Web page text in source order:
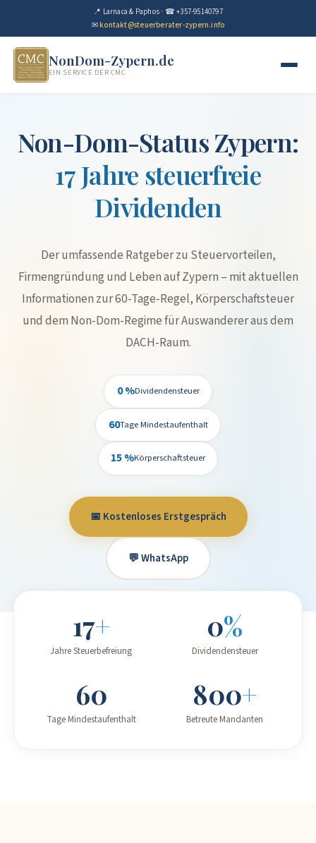
📍 Larnaca & Paphos · ☎ +357-95140797
✉kontakt@steuerberater-zypern.info
NonDom-Zypern.de
EIN SERVICE DER CMC
Non-Dom-Status Zypern:
17 Jahre steuerfreie
Dividenden
Der umfassende Ratgeber zu Steuervorteilen,
Firmengründung und Leben auf Zypern – mit aktuellen
Informationen zur 60-Tage-Regel, Körperschaftsteuer
und dem Non-Dom-Regime für Auswanderer aus dem
DACH-Raum.
0 %Dividendensteuer
60Tage Mindestaufenthalt
15 %Körperschaftsteuer
📅 Kostenloses Erstgespräch
💬 WhatsApp
17+
Jahre Steuerbefreiung
0%
Dividendensteuer
60
Tage Mindestaufenthalt
800+
Betreute Mandanten